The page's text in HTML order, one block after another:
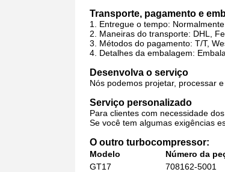
Transporte, pagamento e
1. Entregue o tempo: Normalmente
2. Maneiras do transporte: DHL,
3. Métodos do pagamento: T/T,
4. Detalhes da embalagem:
Desenvolva o serviço
Nós podemos projetar, processar
Serviço personalizado
Para clientes com necessidade
Se você tem algumas exigências
O outro turbocompressor:
Modelo Número da
GT17
708162-5001